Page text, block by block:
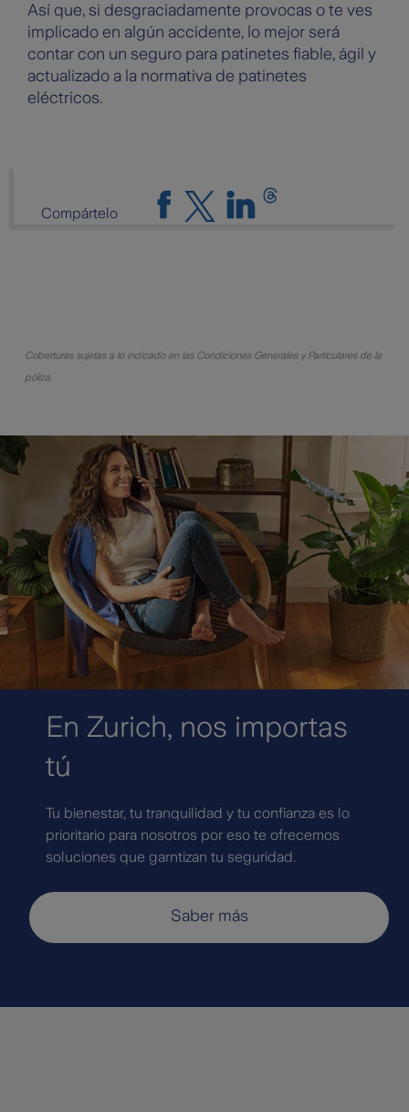
Así que, si desgraciadamente provocas o te ves
implicado en algún accidente, lo mejor será
contar con un seguro para patinetes fiable, ágil y
actualizado a la normativa de patinetes
eléctricos.
Compártelo
Coberturas sujetas a lo indicado en las Condiciones Generales y Particulares de la
póliza.
En Zurich, nos importas
tú
Tu bienestar, tu tranquilidad y tu confianza es lo
prioritario para nosotros por eso te ofrecemos
soluciones que garntizan tu seguridad.
Saber más